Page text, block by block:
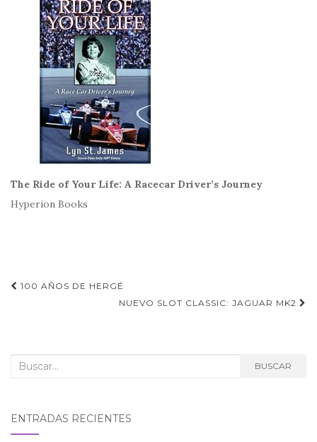
The Ride of Your Life: A Racecar Driver’s Journey
Hyperion Books
Navegación
100 AÑOS DE HERGÉ
NUEVO SLOT CLASSIC: JAGUAR MK2
Buscar: BUSCAR
ENTRADAS RECIENTES